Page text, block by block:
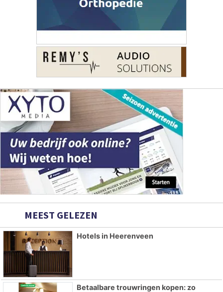
MEEST GELEZEN
Hotels in Heerenveen
Betaalbare trouwringen kopen: zo